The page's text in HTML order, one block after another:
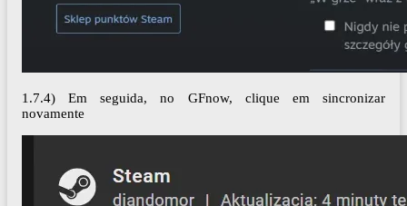
1.7.4) Em seguida, no GFnow, clique em sincronizar
novamente